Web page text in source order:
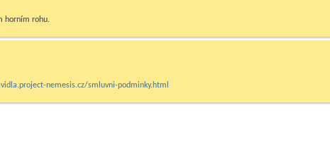
horním rohu.
nemesis.cz/smluvni-podminky.html